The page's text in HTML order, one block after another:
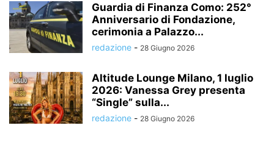
Guardia di Finanza Como: 252°
Anniversario di Fondazione,
cerimonia a Palazzo...
redazione - 28 Giugno 2026
Altitude Lounge Milano, 1 luglio
2026: Vanessa Grey presenta
“Single” sulla...
redazione - 28 Giugno 2026